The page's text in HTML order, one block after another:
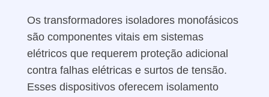
Os transformadores isoladores monofásicos
são componentes vitais em sistemas
elétricos que requerem proteção adicional
contra falhas elétricas e surtos de tensão.
Esses dispositivos oferecem isolamento